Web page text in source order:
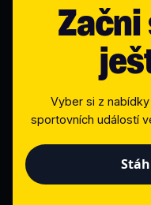
Vyber si z
sportovních událostí